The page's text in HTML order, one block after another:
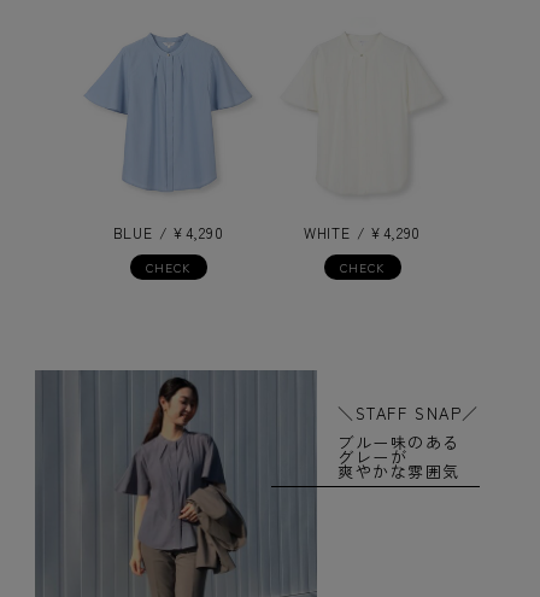
BLUE ¥4,290
CHECK
WHITE ¥4,290
CHECK
＼STAFF SNAP／
ブルー味のある
グレーが
爽やかな雰囲気